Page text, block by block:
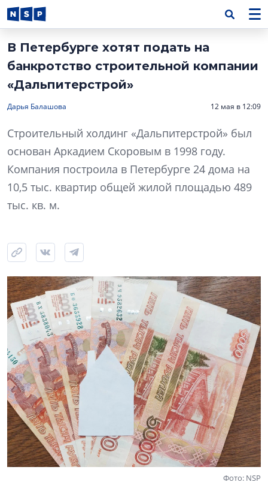
В Петербурге хотят подать на
банкротство строительной компании
«Дальпитерстрой»
Дарья Балашова 12 мая в 12:09
Строительный холдинг «Дальпитерстрой» был
основан Аркадием Скоровым в 1998 году.
Компания построила в Петербурге 24 дома на
10,5 тыс. квартир общей жилой площадью 489
тыс. кв. м.
Фото: NSP